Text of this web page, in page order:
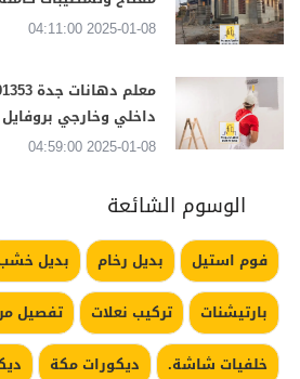
2025-01-08 04:11:00
داخلي وخارجي
2025-01-08 04:59:00
الوسوم الشائعة
فوم استيل بديل رخام بديل
بارتيشنات
تركيب نعلات تفصيل
خلفيات شاشة.
ديكورات مكة